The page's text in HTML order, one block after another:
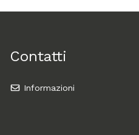
Contatti
Informazioni